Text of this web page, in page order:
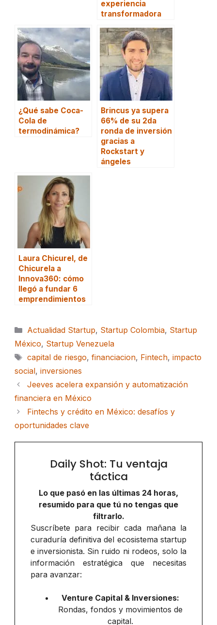
experiencia
transformadora
¿Qué sabe Coca-
Cola de
termodinámica?
Brincus ya supera
66% de su 2da
ronda de inversión
gracias a
Rockstart y
ángeles
Laura Chicurel, de
Chicurela a
Innova360: cómo
llegó a fundar 6
emprendimientos
Categorías
Actualidad Startup, Startup Colombia, Startup
México, Startup Venezuela
Etiquetas
capital de riesgo, financiacion, Fintech, impacto
social, inversiones
Jeeves acelera expansión y automatización
financiera en México
Fintechs y crédito en México: desafíos y
oportunidades clave
Daily Shot: Tu ventaja
táctica
Lo que pasó en las últimas 24 horas,
resumido para que tú no tengas que
filtrarlo.
Suscríbete para recibir cada mañana la
curaduría definitiva del ecosistema startup
e inversionista. Sin ruido ni rodeos, solo la
información estratégica que necesitas
para avanzar:
Venture Capital & Inversiones:
Rondas, fondos y movimientos de
capital.